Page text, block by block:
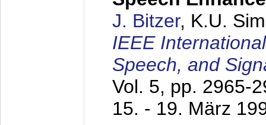
J. Bitzer, K.U.
IEEE
Speech, and
Vol. 5, pp. 2965-
15. - 19. März